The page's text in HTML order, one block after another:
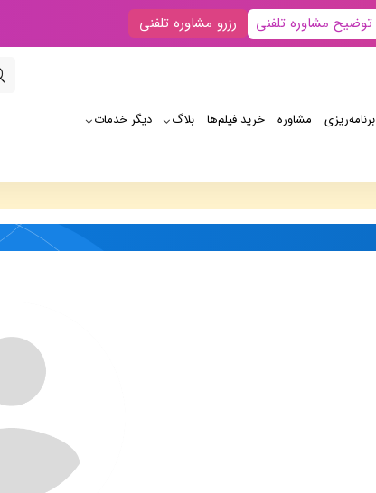
توضیح مشاوره تلفنی رزرو مشاوره تلفنی
برنامه‌‌ریزی مشاوره خرید فیلم‌ها بلاگ دیگر خدمات